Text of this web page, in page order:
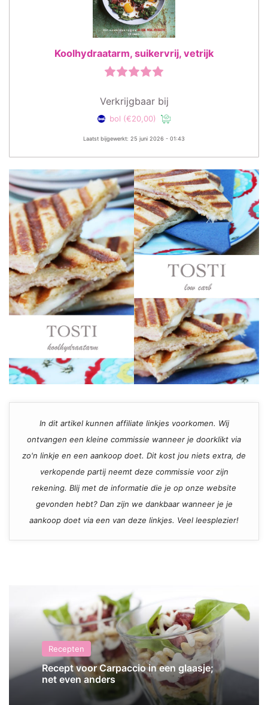
Koolhydraatarm, suikervrij, vetrijk
Verkrijgbaar bij
bol (€20,00)
Laatst bijgewerkt: 25 juni 2026 - 01:43
In dit artikel kunnen affiliate linkjes voorkomen. Wij
ontvangen een kleine commissie wanneer je doorklikt via
zo'n linkje en een aankoop doet. Dit kost jou niets extra, de
verkopende partij neemt deze commissie voor zijn
rekening. Blij met de informatie die je op onze website
gevonden hebt? Dan zijn we dankbaar wanneer je je
aankoop doet via een van deze linkjes. Veel leesplezier!
Recepten
Recept voor Carpaccio in een glaasje;
net even anders